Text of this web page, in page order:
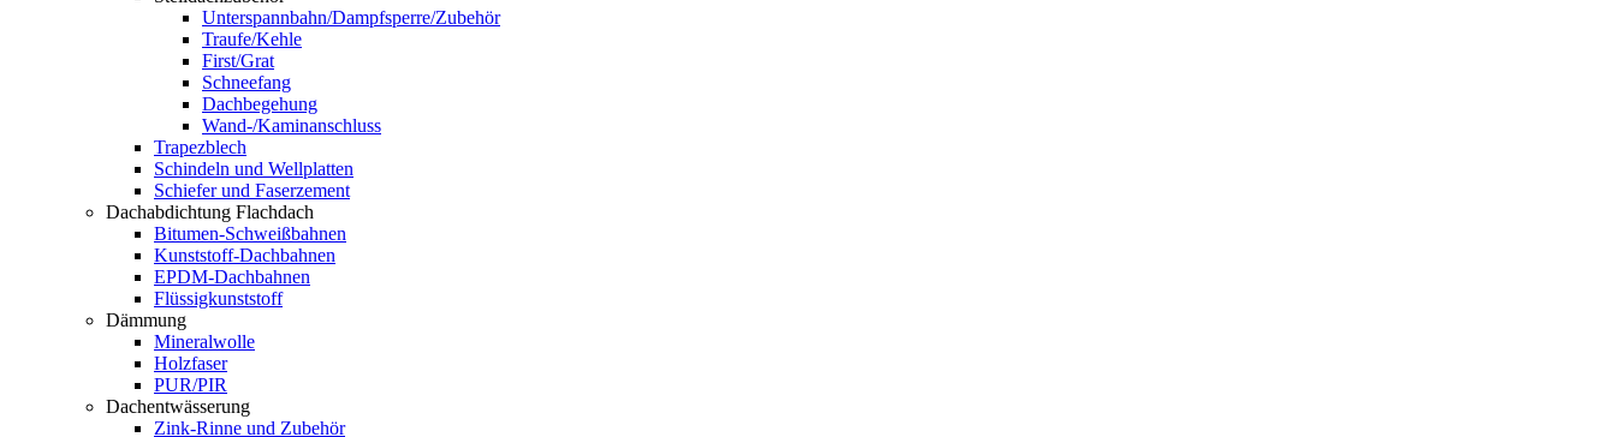
Unterspannbahn/Dampfsperre/Zubehör
Traufe/Kehle
First/Grat
Schneefang
Dachbegehung
Wand-/Kaminanschluss
Trapezblech
Schindeln und Wellplatten
Schiefer und Faserzement
Dachabdichtung Flachdach
Bitumen-Schweißbahnen
Kunststoff-Dachbahnen
EPDM-Dachbahnen
Flüssigkunststoff
Dämmung
Mineralwolle
Holzfaser
PUR/PIR
Dachentwässerung
Zink-Rinne und Zubehör